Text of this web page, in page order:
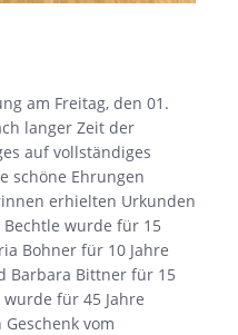
am Freitag, den 01.
langer Zeit der
auf vollständiges
schöne Ehrungen
erhielten Urkunden
wurde für 15
Bohner für 10 Jahre
Barbara Bittner für 15
für 45 Jahre
vom